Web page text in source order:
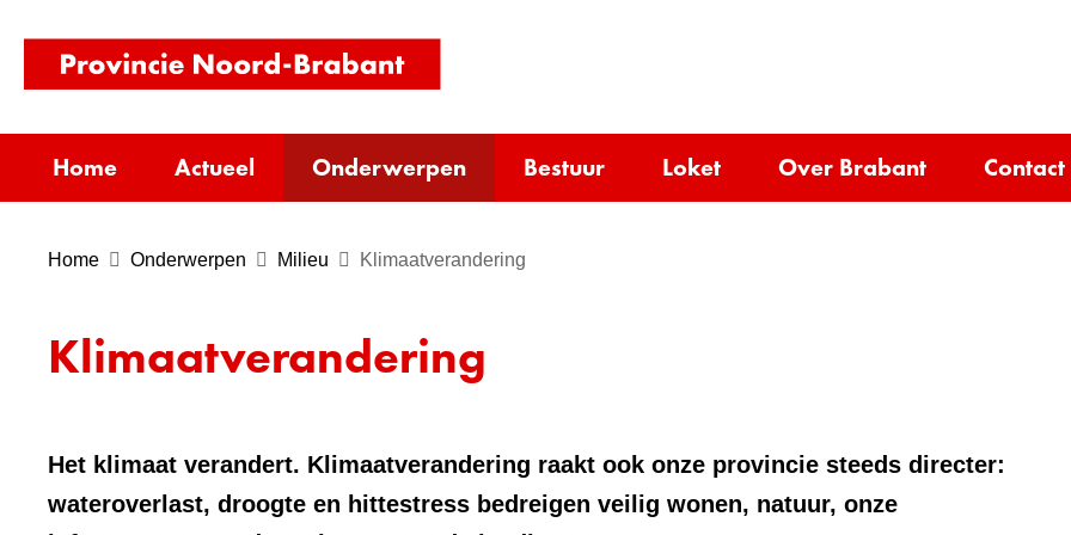
inhoud
homepage)
Home Actueel Onderwerpen Bestuur Loket Over Brabant Contact
Home Onderwerpen Milieu Klimaatverandering
Klimaatverandering
Het klimaat verandert. Klimaatverandering raakt ook onze provincie steeds directer:
wateroverlast, droogte en hittestress bedreigen veilig wonen, natuur, onze